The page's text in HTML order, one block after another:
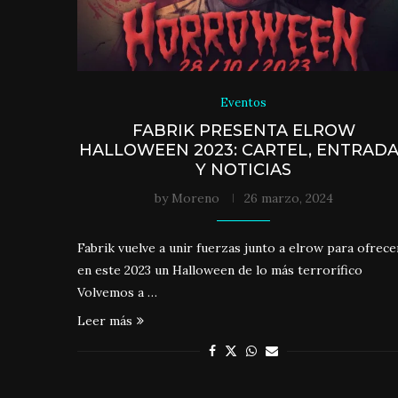
Eventos
FABRIK PRESENTA ELROW
HALLOWEEN 2023: CARTEL,
Y NOTICIAS
by Moreno 26 marzo, 2024
Fabrik vuelve a unir fuerzas junto a elrow para
en este 2023 un Halloween de lo más terrorífico
Volvemos a …
Leer más